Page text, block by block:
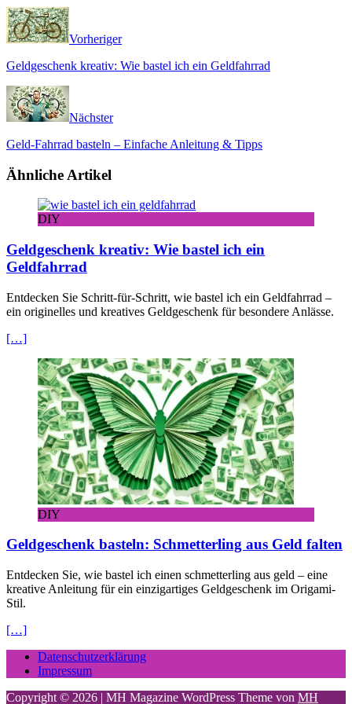
Vorheriger
Geldgeschenk kreativ: Wie bastel ich ein Geldfahrrad
Nächster
Geld-Fahrrad basteln – Einfache Anleitung & Tipps
Ähnliche Artikel
DIY
Geldgeschenk kreativ: Wie bastel ich ein
Geldfahrrad
Entdecken Sie Schritt-für-Schritt, wie bastel ich ein Geldfahrrad –
ein originelles und kreatives Geldgeschenk für besondere Anlässe.
[…]
DIY
Geldgeschenk basteln: Schmetterling aus Geld falten
Entdecken Sie, wie bastel ich einen schmetterling aus geld – eine
kreative Anleitung für ein einzigartiges Geldgeschenk im Origami-
Stil.
[…]
Datenschutzerklärung
Impressum
Copyright © 2026 | MH Magazine WordPress Theme von MH